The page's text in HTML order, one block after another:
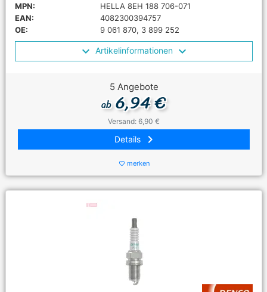
MPN:
HELLA 8EH 188 706-071
EAN:
4082300394757
OE:
9 061 870, 3 899 252
Artikelinformationen
5 Angebote
ab6,94 €
Versand: 6,90 €
Details keyboard_arrow_right
favorite_border merken